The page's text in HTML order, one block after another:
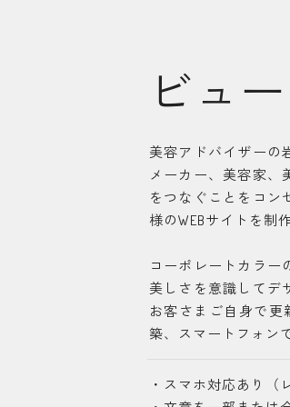
ビュ
美容アドバイザーの
メーカー、美容家、
をつなぐことをコン
様のWEBサイトを制
コーポレートカラー
美しさを意識してデ
お客さまご自身で更
築、スマートフォン
・スマホ対応あり（